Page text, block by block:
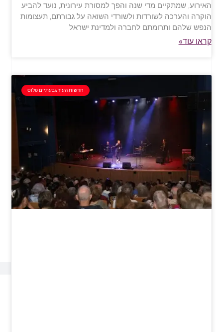
האירוע, שמתקיים מדי שנה והפך למסורת עירונית, נועד להביע
הוקרה והערכה לשורדות ולשורדי השואה על גבורתם, תעצומות
הנפש שלהם ותרומתם לחברה ולמדינת ישראל
קראו עוד»
חדשות העיר גבעתיים פלוס